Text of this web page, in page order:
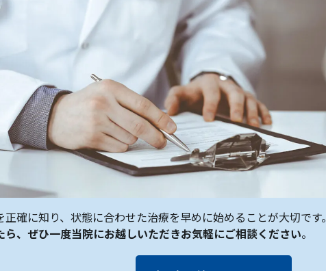
確に知り、状態に合わせた治療を早めに始めることが大切です。
ら、ぜひ一度当院にお越しいただきお気軽にご相談ください。